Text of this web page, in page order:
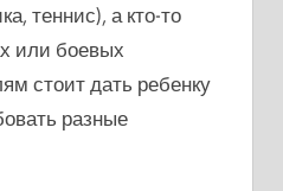
теннис), а кто-то
или боевых
стоит дать ребенку
разные